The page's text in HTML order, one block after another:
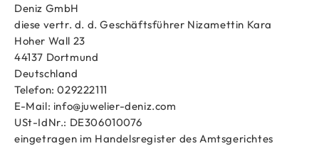
Deniz GmbH
diese vertr. d. d. Geschäftsführer Nizamettin Kara
Hoher Wall 23
44137 Dortmund
Deutschland
Telefon: 029222111
E-Mail: info@juwelier-deniz.com
USt-IdNr.: DE306010076
eingetragen im Handelsregister des Amtsgerichtes